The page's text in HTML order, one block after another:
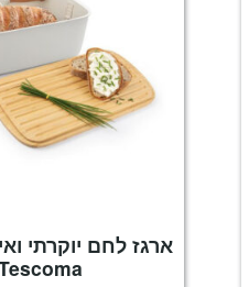
ארגז לחם יוקרתי